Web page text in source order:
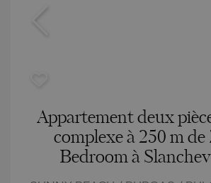
Appartement deux
complexe à 250 m de
Bedroom à